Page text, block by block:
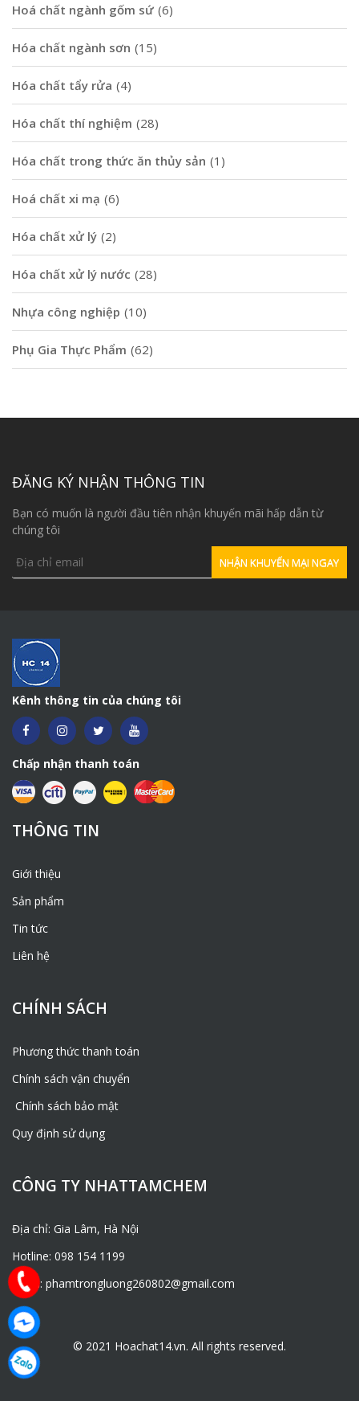
Hoá chất ngành gốm sứ (6)
Hóa chất ngành sơn (15)
Hóa chất tẩy rửa (4)
Hóa chất thí nghiệm (28)
Hóa chất trong thức ăn thủy sản (1)
Hoá chất xi mạ (6)
Hóa chất xử lý (2)
Hóa chất xử lý nước (28)
Nhựa công nghiệp (10)
Phụ Gia Thực Phẩm (62)
ĐĂNG KÝ NHẬN THÔNG TIN
Bạn có muốn là người đầu tiên nhận khuyến mãi hấp dẫn từ
chúng tôi
Kênh thông tin của chúng tôi
Chấp nhận thanh toán
THÔNG TIN
Giới thiệu
Sản phẩm
Tin tức
Liên hệ
CHÍNH SÁCH
Phương thức thanh toán
Chính sách vận chuyển
Chính sách bảo mật
Quy định sử dụng
CÔNG TY NHATTAMCHEM
Địa chỉ: Gia Lâm, Hà Nội
Hotline: 098 154 1199
Email: phamtrongluong260802@gmail.com
© 2021 Hoachat14.vn. All rights reserved.